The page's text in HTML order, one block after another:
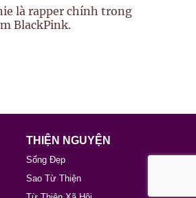
là rapper chính trong
BlackPink.
THIỆN NGUYỆN
Sống Đẹp
Sao Từ Thiện